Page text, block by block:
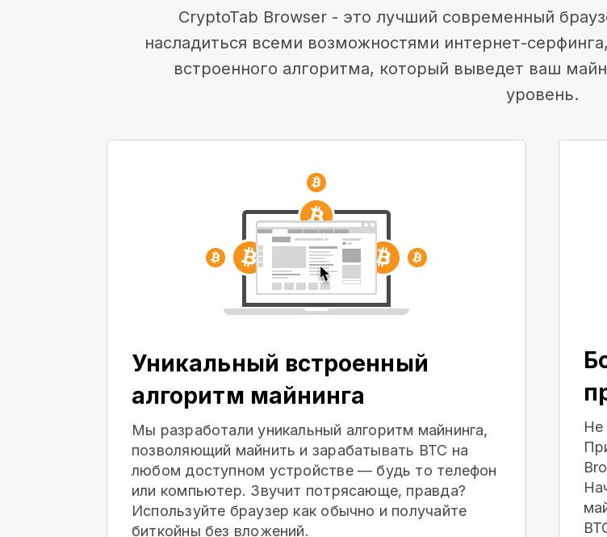
CryptoTab Browser - это лучший современный
насладиться всеми возможностями интернет-
встроенного алгоритма, который выведет ваш
уровень.
Уникальный встроенный
алгоритм майнинга
Мы разработали уникальный алгоритм майнинга,
позволяющий майнить и зарабатывать BTC на
любом доступном устройстве — будь то телефон
или компьютер. Звучит потрясающе, правда?
Используйте браузер как обычно и получайте
биткойны без вложений.
Не